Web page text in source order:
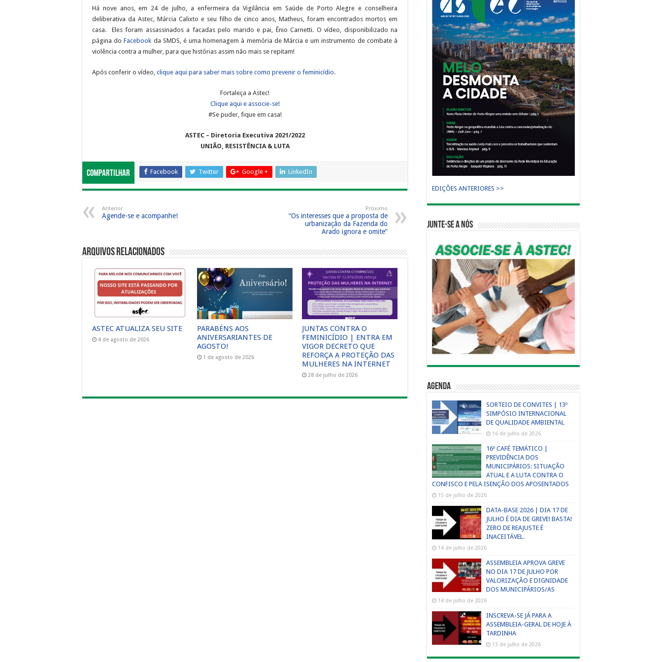
Há nove anos, em 24 de julho, a enfermeira da Vigilância em Saúde de Porto Alegre e conselheira
deliberativa da Astec, Márcia Calixto e seu filho de cinco anos, Matheus, foram encontrados mortos em
casa. Eles foram assassinados a facadas pelo marido e pai, Ênio Carnetti. O vídeo, disponibilizado na
página doFacebook da SMDS, é uma homenagem à memória de Márcia e um instrumento de combate à
violência contra a mulher, para que histórias assim não mais se repitam!
Após conferir o vídeo, clique aqui para saber mais sobre como prevenir o feminicídio.
Fortaleça a Astec!
Clique aqui e associe-se!
#Se puder, fique em casa!
ASTEC – Diretoria Executiva 2021/2022
UNIÃO, RESISTÊNCIA & LUTA
Compartilhar Facebook Twitter Google + LinkedIn
Anterior
Agende-se e acompanhe!
Próximo
“Os interesses que a proposta de
urbanização da Fazenda do
Arado ignora e omite”
Arquivos Relacionados
ASTEC ATUALIZA SEU SITE
4 de agosto de 2026
PARABÉNS AOS
ANIVERSARIANTES DE
AGOSTO!
1 de agosto de 2026
JUNTAS CONTRA O
FEMINICÍDIO | ENTRA EM
VIGOR DECRETO QUE
REFORÇA A PROTEÇÃO DAS
MULHERES NA INTERNET
28 de julho de 2026
EDIÇÕES ANTERIORES >>
Junte-se a nós
Agenda
SORTEIO DE CONVITES | 13º
SIMPÓSIO INTERNACIONAL
DE QUALIDADE AMBIENTAL
16 de julho de 2026
16º CAFÉ TEMÁTICO |
PREVIDÊNCIA DOS
MUNICIPÁRIOS: SITUAÇÃO
ATUAL E A LUTA CONTRA O
CONFISCO E PELA ISENÇÃO DOS APOSENTADOS
15 de julho de 2026
DATA-BASE 2026 | DIA 17 DE
JULHO É DIA DE GREVE! BASTA!
ZERO DE REAJUSTE É
INACEITÁVEL.
14 de julho de 2026
ASSEMBLEIA APROVA GREVE
NO DIA 17 DE JULHO POR
VALORIZAÇÃO E DIGNIDADE
DOS MUNICIPÁRIOS/AS
14 de julho de 2026
INSCREVA-SE JÁ PARA A
ASSEMBLEIA-GERAL DE HOJE À
TARDINHA
13 de julho de 2026